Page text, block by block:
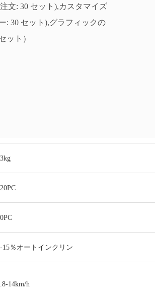
文: 30 セット),カスタマイズ
: 30 セット),グラフィックの
ット）
15％オートインクリン
14km/h